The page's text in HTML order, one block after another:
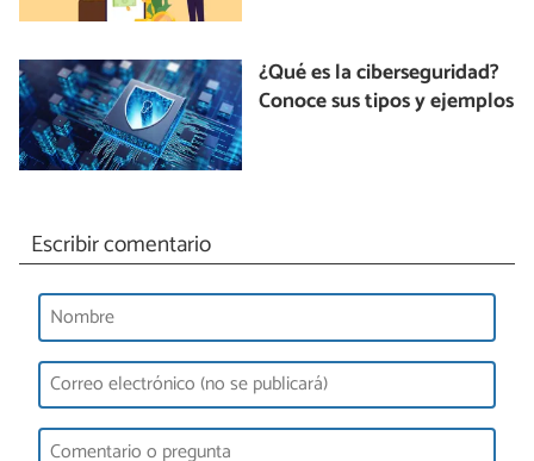
¿Qué es la ciberseguridad?
Conoce sus tipos y ejemplos
Escribir comentario